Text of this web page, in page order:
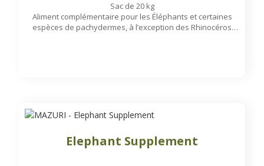
Sac de 20 kg
Aliment complémentaire pour les Éléphants et certaines
espèces de pachydermes, à l’exception des Rhinocéros
Elephant Supplement